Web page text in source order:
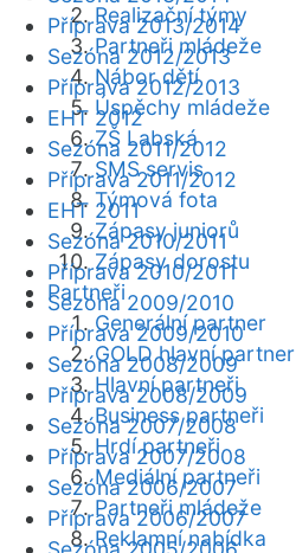
Realizační týmy
Partneři mládeže
Nábor dětí
Úspěchy mládeže
ZŠ Labská
SMS servis
Týmová fota
Zápasy juniorů
Zápasy dorostu
Partneři
Generální partner
GOLD hlavní partner
Hlavní partneři
Business partneři
Hrdí partneři
Mediální partneři
Partneři mládeže
Reklamní nabídka
Příprava 2013/2014
Sezóna 2012/2013
Příprava 2012/2013
EHT 2012
Sezóna 2011/2012
Příprava 2011/2012
EHT 2011
Sezóna 2010/2011
Příprava 2010/2011
Sezóna 2009/2010
Příprava 2009/2010
Sezóna 2008/2009
Příprava 2008/2009
Sezóna 2007/2008
Příprava 2007/2008
Sezóna 2006/2007
Příprava 2006/2007